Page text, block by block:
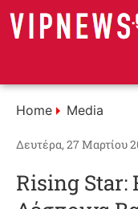
Home Media
Δευτέρα, 27 Μαρτίου
Rising Star: